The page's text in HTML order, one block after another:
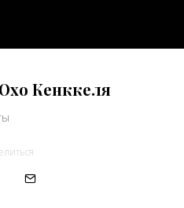
Кенккеля